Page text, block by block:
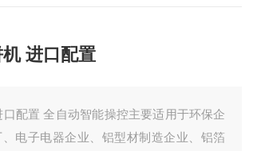
进口配置
电子电器企业、铝型材制造企业、铝箔